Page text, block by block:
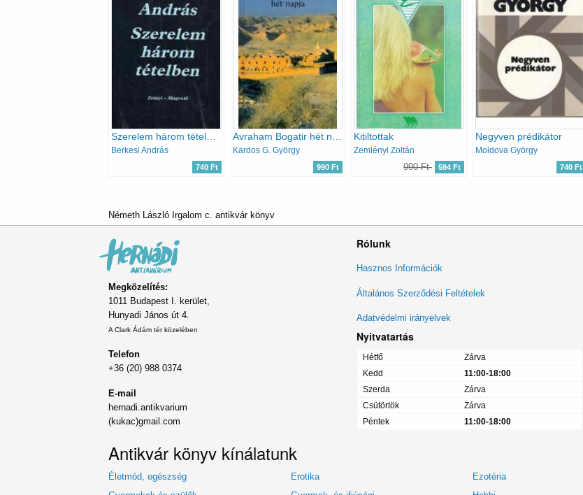
Berkesi András
740 Ft
Kardos G. György
990 Ft
Kitiltottak
Zemlényi Zoltán
990 Ft 594 Ft
Negyven prédikátor
Moldova György
740 Ft
Németh László Irgalom c. antikvár könyv
Megközelítés:
1011 Budapest I. kerület,
Hunyadi János út 4.
A Clark Ádám tér közelében
Telefon
+36 (20) 988 0374
E-mail
hernadi.antikvarium
(kukac)gmail.com
Rólunk
Lábléc
menü
Hasznos Információk
Általános Szerződési Feltételek
Adatvédelmi irányelvek
Nyitvatartás
Hétfő
Zárva
Kedd
11:00-18:00
Szerda
Zárva
Csütörtök
Zárva
Péntek
11:00-18:00
Antikvár könyv kínálatunk
Életmód, egészség Erotika Ezotéria